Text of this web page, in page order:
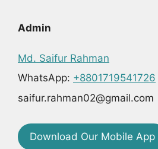
Admin
Md. Saifur Rahman
WhatsApp: +8801719541726
saifur.rahman02@gmail.com
Download Our Mobile App